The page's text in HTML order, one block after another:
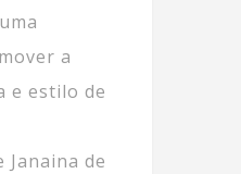
a
e estilo de
de